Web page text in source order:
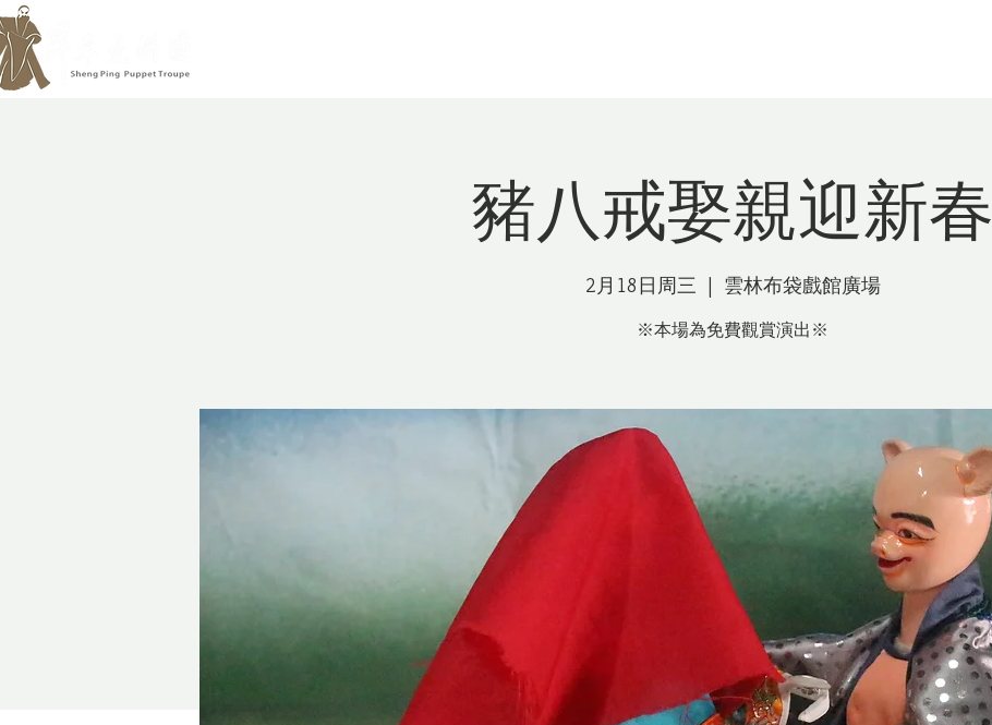
豬八戒娶親迎新春
2月18日周三
  |
雲林布袋戲館廣場
※本場為免費觀賞演出※